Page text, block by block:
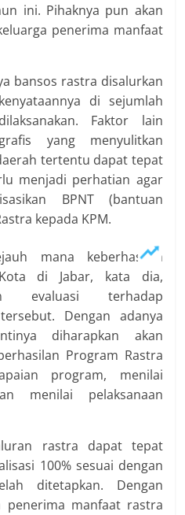
ini. Pihaknya pun akan
penerima manfaat
bansos rastra disalurkan
di sejumlah
Faktor lain
yang menyulitkan
tertentu dapat tepat
menjadi perhatian agar
BPNT (bantuan
kepada KPM.
mana keberhasilan
di Jabar, kata dia,
evaluasi terhadap
Dengan adanya
diharapkan akan
Program Rastra
program, menilai
menilai pelaksanaan
rastra dapat tepat
100% sesuai dengan
ditetapkan. Dengan
penerima manfaat rastra